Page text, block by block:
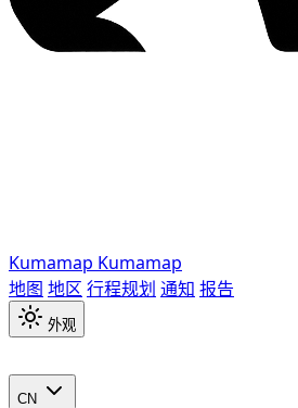
Kumamap Kumamap
地图 地区 行程规划 通知 报告
外观
CN